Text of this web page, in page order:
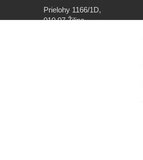
Prielohy 1166/1D,
010 07 Žilina